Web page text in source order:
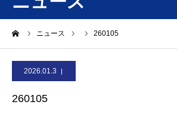
ニュース 260105
2026.01.3
260105
ニュース